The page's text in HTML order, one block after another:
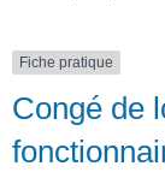
Fiche pratique
Congé de